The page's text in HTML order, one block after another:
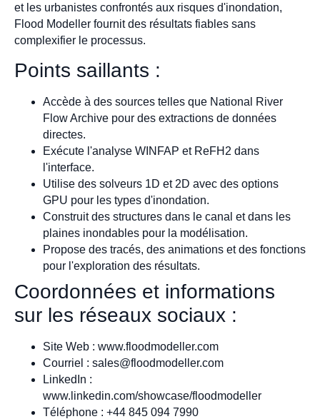
et les urbanistes confrontés aux risques d'inondation,
Flood Modeller fournit des résultats fiables sans
complexifier le processus.
Points saillants :
Accède à des sources telles que National River
Flow Archive pour des extractions de données
directes.
Exécute l'analyse WINFAP et ReFH2 dans
l'interface.
Utilise des solveurs 1D et 2D avec des options
GPU pour les types d'inondation.
Construit des structures dans le canal et dans les
plaines inondables pour la modélisation.
Propose des tracés, des animations et des fonctions
pour l'exploration des résultats.
Coordonnées et informations
sur les réseaux sociaux :
Site Web : www.floodmodeller.com
Courriel : sales@floodmodeller.com
LinkedIn :
www.linkedin.com/showcase/floodmodeller
Téléphone : +44 845 094 7990